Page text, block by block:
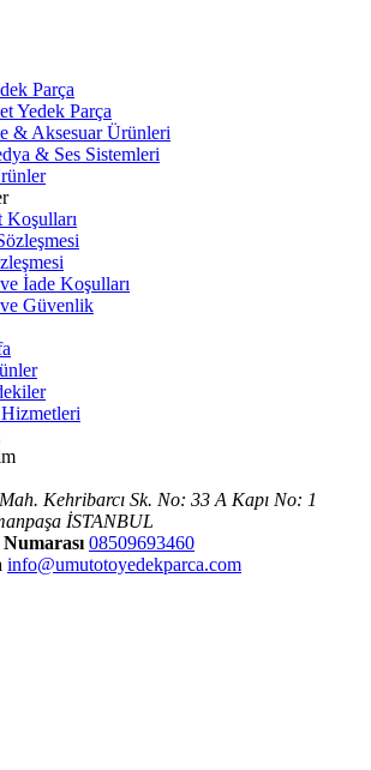
Parça
Yedek Parça
& Aksesuar Ürünleri
& Ses Sistemleri
Koşulları
İade Koşulları
Güvenlik
Kehribarcı Sk. No: 33 A Kapı No: 1
İSTANBUL
08509693460
info@umutotoyedekparca.com